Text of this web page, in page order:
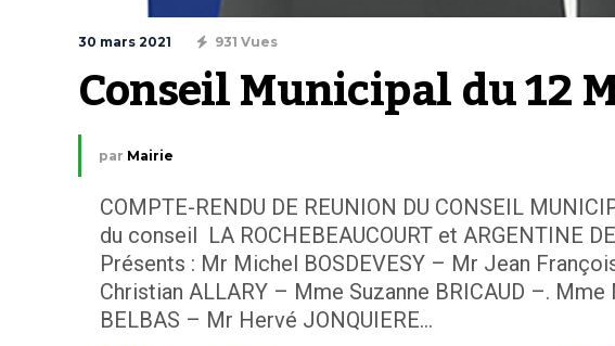
30 mars 2021 931 Vues
Conseil Municipal du 12
par Mairie
COMPTE-RENDU DE REUNION DU CONSEIL
du conseil LA ROCHEBEAUCOURT et ARGENTINE
Présents : Mr Michel BOSDEVESY – Mr Jean
Christian ALLARY – Mme Suzanne BRICAUD –.
BELBAS­ – Mr Hervé JONQUIERE...